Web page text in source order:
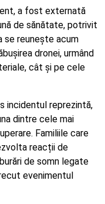
a fost externată
de sănătate, potrivit
se reunește acum
dronei, urmând
cât și pe cele
incidentul reprezintă,
dintre cele mai
Familiile care
reacții de
de somn legate
evenimentul